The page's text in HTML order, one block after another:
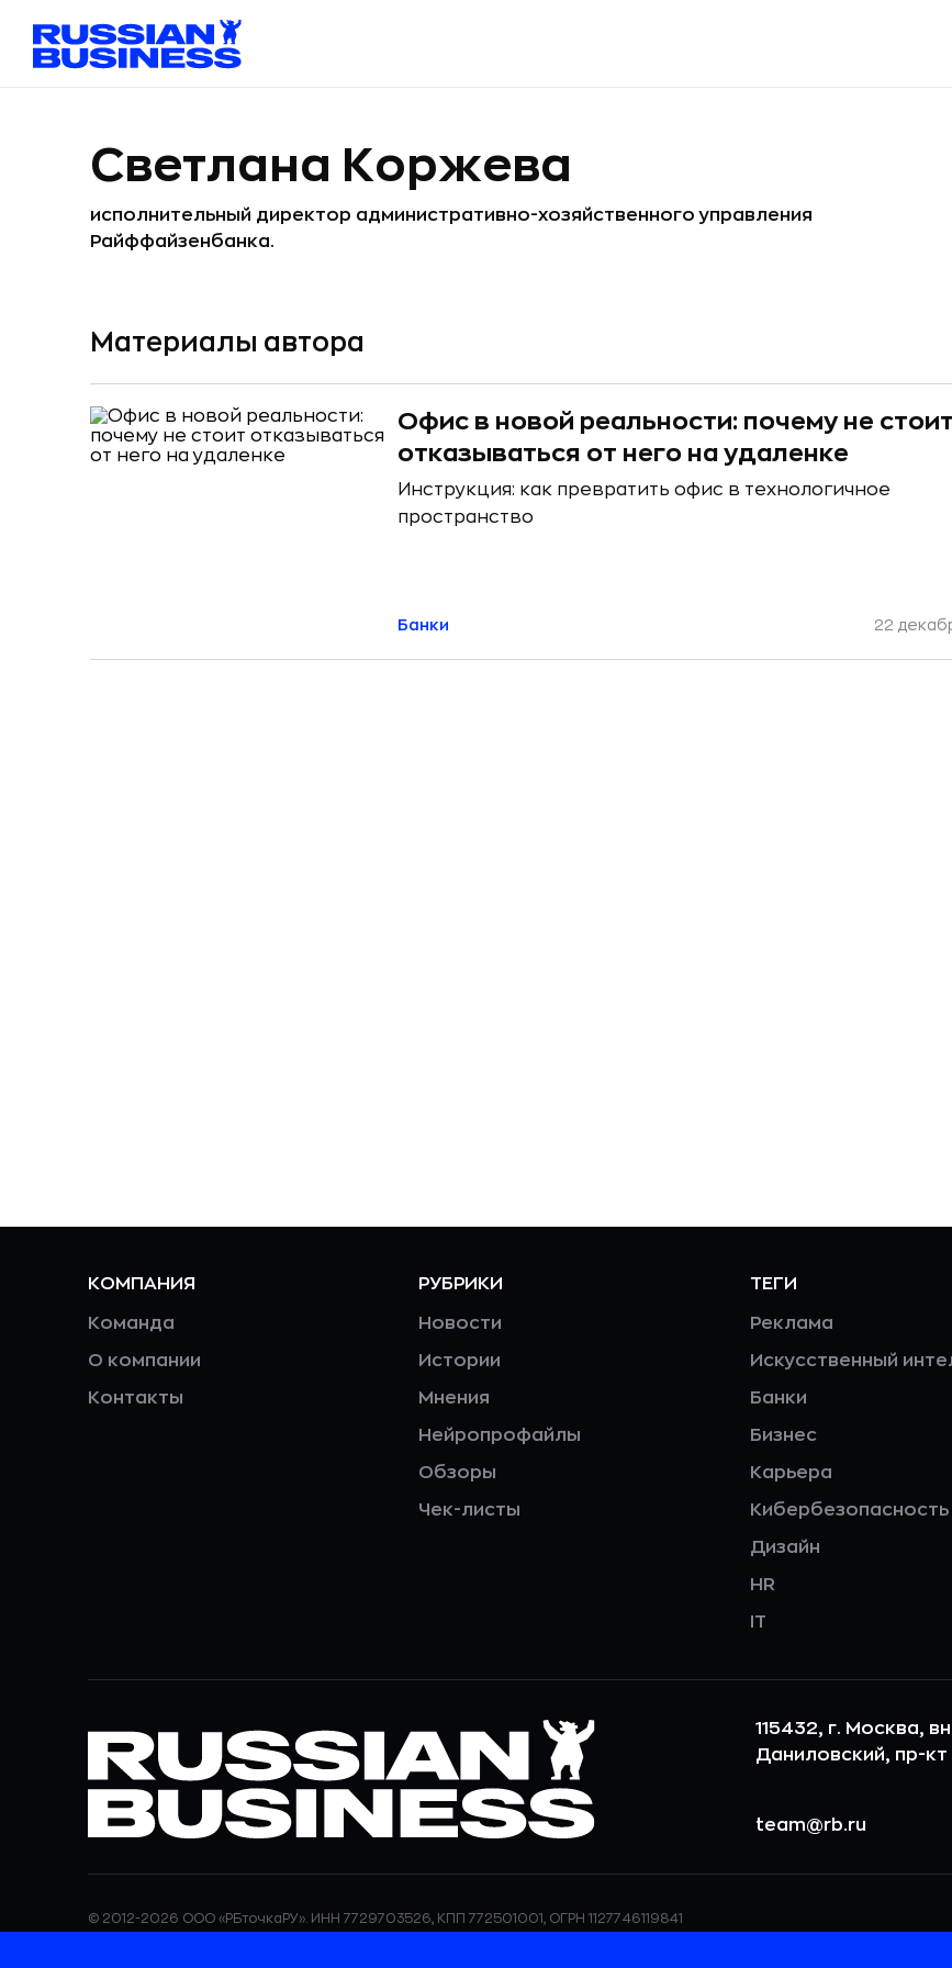
Светлана Коржева
исполнительный директор административно-хозяйственного управления
Райффайзенбанка.
Материалы автора
Офис в новой реальности: почему не стоит
отказываться от него на удаленке
Инструкция: как превратить офис в технологичное
пространство
Банки 22
КОМПАНИЯ
Команда
О компании
Контакты
РУБРИКИ
Новости
Истории
Мнения
Нейропрофайлы
Обзоры
Чек-листы
ТЕГИ
Реклама
Искусственный
Банки
Бизнес
Карьера
Кибербезопасность
Дизайн
HR
IT
115432, г. Москва,
Даниловский, пр-кт
team@rb.ru
© 2012-2026 ООО «РБточкаРУ». ИНН 7729703526, КПП 772501001, ОГРН 1127746119841
повышения удобства